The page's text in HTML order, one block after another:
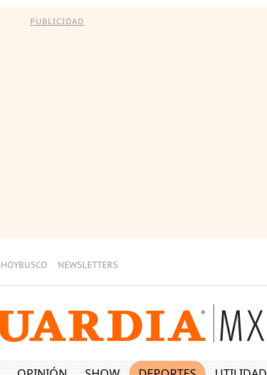
PUBLICIDAD
HOYBUSCO NEWSLETTERS